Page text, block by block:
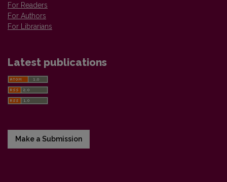
For Readers
For Authors
For Librarians
Latest publications
Make a Submission